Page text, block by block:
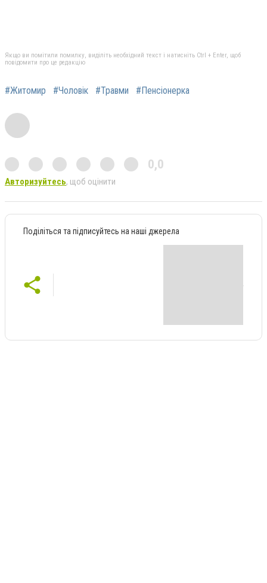
Якщо ви помітили помилку, виділіть необхідний текст і натисніть Ctrl + Enter, щоб
повідомити про це редакцію
#Житомир #Чоловік #Травми #Пенсіонерка
0,0
Авторизуйтесь, щоб оцінити
Поділіться та підписуйтесь на наші джерела